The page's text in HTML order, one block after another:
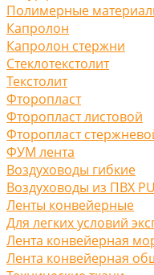
Полимерные
Капролон
Капролон стержни
Стеклотекстолит
Текстолит
Фторопласт
Фторопласт листовой
Фторопласт
ФУМ лента
Воздуховоды гибкие
Воздуховоды из ПВХ
Ленты конвейерные
Для легких условий
Лента конвейерная
Лента конвейерная